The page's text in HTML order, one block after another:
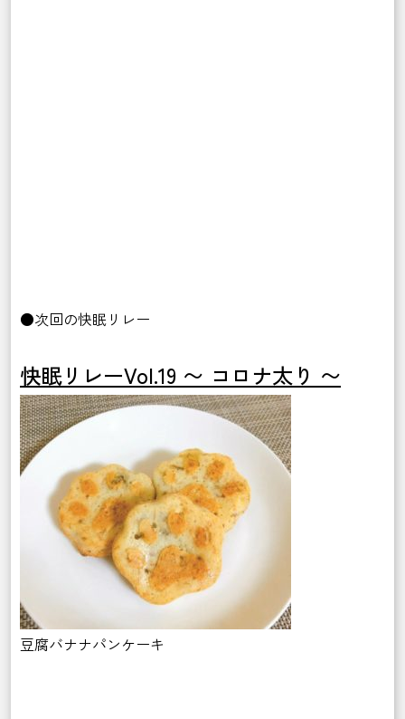
●次回の快眠リレー
快眠リレーVol.19 〜 コロナ太り 〜
豆腐バナナパンケーキ